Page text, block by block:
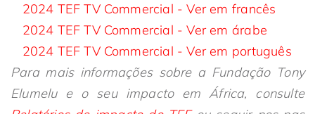
2024 TEF TV Commercial - Ver em francês
2024 TEF TV Commercial - Ver em árabe
2024 TEF TV Commercial - Ver em português
Para mais informações sobre a Fundação Tony
Elumelu e o seu impacto em África, consulte